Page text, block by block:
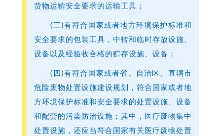
证
万
行
政
货物运输安全要求的运输工具；
(三)有符合国家或者地方环境保护标准和
安全要求的包装工具，中转和临时存放设施、
设备以及经验收合格的贮存设施、设备；
(四)有符合国家或者省、自治区、直辖市
危险废物处置设施建设规划，符合国家或者地
方环境保护标准和安全要求的处置设施、设备
和配套的污染防治设施；其中，医疗废物集中
处置设施，还应当符合国家有关医疗废物处置